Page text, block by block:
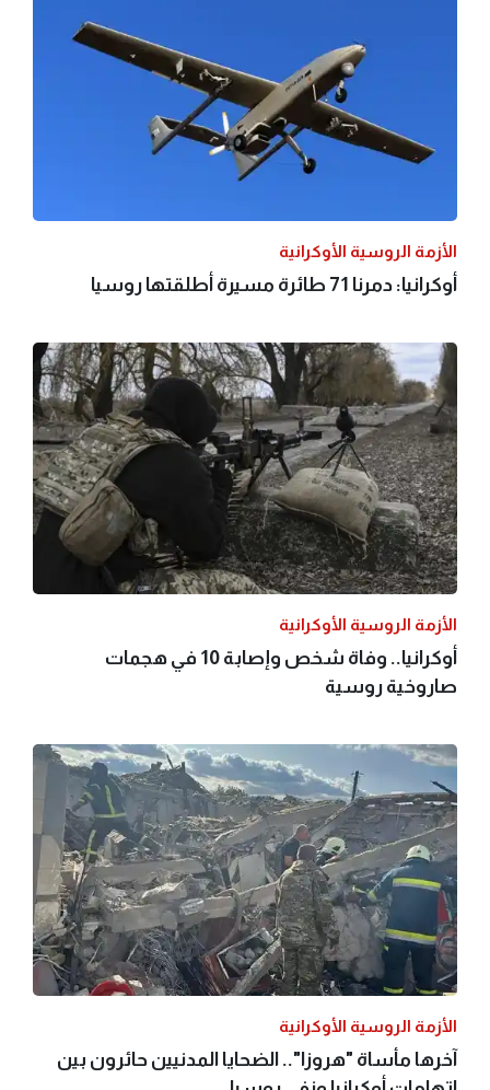
الأزمة الروسية الأوكرانية
أوكرانيا: دمرنا 71 طائرة مسيرة أطلقتها روسيا
الأزمة الروسية الأوكرانية
أوكرانيا.. وفاة شخص وإصابة 10 في هجمات
صاروخية روسية
الأزمة الروسية الأوكرانية
آخرها مأساة "هروزا".. الضحايا المدنيين حائرون بين